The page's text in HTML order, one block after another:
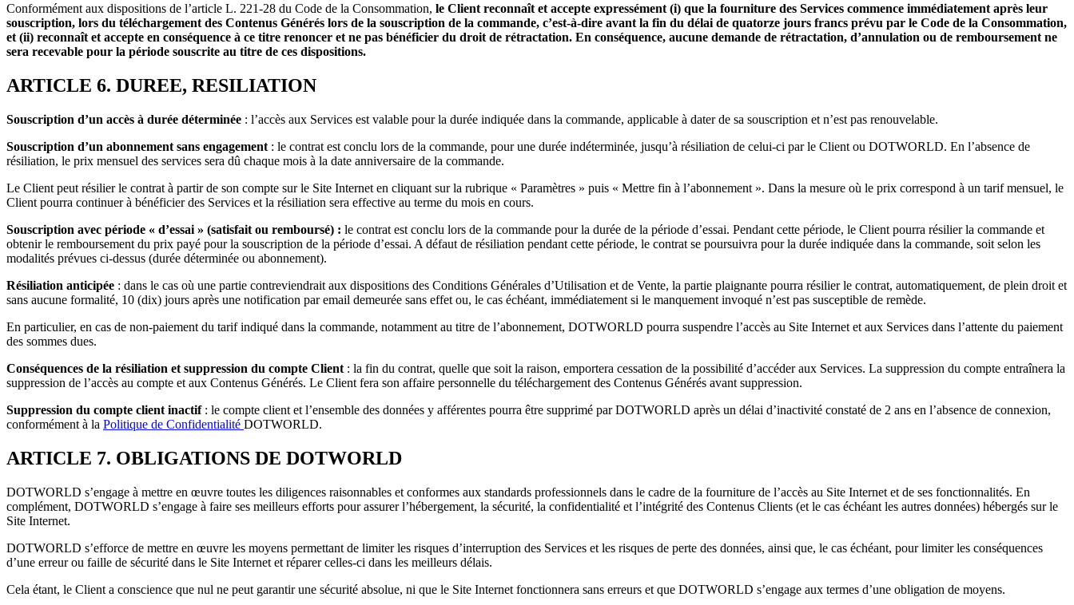
Conformément aux dispositions de l’article L. 221-28 du Code de la Consommation, le Client reconnaît et accepte expressément (i) que la fourniture des Services commence immédiatement après leur
souscription, lors du téléchargement des Contenus Générés lors de la souscription de la commande, c’est-à-dire avant la fin du délai de quatorze jours francs prévu par le Code de la Consommation,
et (ii) reconnaît et accepte en conséquence à ce titre renoncer et ne pas bénéficier du droit de rétractation. En conséquence, aucune demande de rétractation, d’annulation ou de remboursement ne
sera recevable pour la période souscrite au titre de ces dispositions.
ARTICLE 6. DUREE, RESILIATION
Souscription d’un accès à durée déterminée : l’accès aux Services est valable pour la durée indiquée dans la commande, applicable à dater de sa souscription et n’est pas renouvelable.
Souscription d’un abonnement sans engagement : le contrat est conclu lors de la commande, pour une durée indéterminée, jusqu’à résiliation de celui-ci par le Client ou DOTWORLD. En l’absence de
résiliation, le prix mensuel des services sera dû chaque mois à la date anniversaire de la commande.
Le Client peut résilier le contrat à partir de son compte sur le Site Internet en cliquant sur la rubrique « Paramètres » puis « Mettre fin à l’abonnement ». Dans la mesure où le prix correspond à un tarif mensuel, le
Client pourra continuer à bénéficier des Services et la résiliation sera effective au terme du mois en cours.
Souscription avec période « d’essai » (satisfait ou remboursé) : le contrat est conclu lors de la commande pour la durée de la période d’essai. Pendant cette période, le Client pourra résilier la commande et
obtenir le remboursement du prix payé pour la souscription de la période d’essai. A défaut de résiliation pendant cette période, le contrat se poursuivra pour la durée indiquée dans la commande, soit selon les
modalités prévues ci-dessus (durée déterminée ou abonnement).
Résiliation anticipée : dans le cas où une partie contreviendrait aux dispositions des Conditions Générales d’Utilisation et de Vente, la partie plaignante pourra résilier le contrat, automatiquement, de plein droit et
sans aucune formalité, 10 (dix) jours après une notification par email demeurée sans effet ou, le cas échéant, immédiatement si le manquement invoqué n’est pas susceptible de remède.
En particulier, en cas de non-paiement du tarif indiqué dans la commande, notamment au titre de l’abonnement, DOTWORLD pourra suspendre l’accès au Site Internet et aux Services dans l’attente du paiement
des sommes dues.
Conséquences de la résiliation et suppression du compte Client : la fin du contrat, quelle que soit la raison, emportera cessation de la possibilité d’accéder aux Services. La suppression du compte entraînera la
suppression de l’accès au compte et aux Contenus Générés. Le Client fera son affaire personnelle du téléchargement des Contenus Générés avant suppression.
Suppression du compte client inactif : le compte client et l’ensemble des données y afférentes pourra être supprimé par DOTWORLD après un délai d’inactivité constaté de 2 ans en l’absence de connexion,
conformément à la Politique de Confidentialité DOTWORLD.
ARTICLE 7. OBLIGATIONS DE DOTWORLD
DOTWORLD s’engage à mettre en œuvre toutes les diligences raisonnables et conformes aux standards professionnels dans le cadre de la fourniture de l’accès au Site Internet et de ses fonctionnalités. En
complément, DOTWORLD s’engage à faire ses meilleurs efforts pour assurer l’hébergement, la sécurité, la confidentialité et l’intégrité des Contenus Clients (et le cas échéant les autres données) hébergés sur le
Site Internet.
DOTWORLD s’efforce de mettre en œuvre les moyens permettant de limiter les risques d’interruption des Services et les risques de perte des données, ainsi que, le cas échéant, pour limiter les conséquences
d’une erreur ou faille de sécurité dans le Site Internet et réparer celles-ci dans les meilleurs délais.
Cela étant, le Client a conscience que nul ne peut garantir une sécurité absolue, ni que le Site Internet fonctionnera sans erreurs et que DOTWORLD s’engage aux termes d’une obligation de moyens.